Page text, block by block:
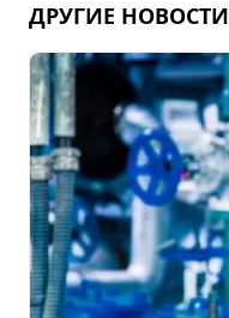
ДРУГИЕ НОВОСТИ